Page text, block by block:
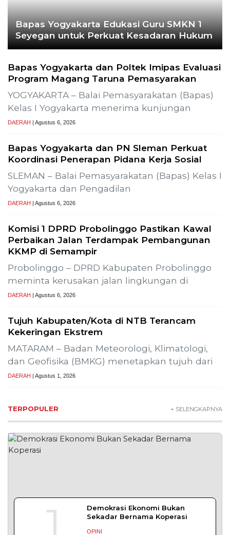
Bapas Yogyakarta Edukasi Guru SMKN 1
Seyegan untuk Perkuat Kesadaran Hukum
Bapas Yogyakarta dan Poltek Imipas Evaluasi
Program Magang Taruna Pemasyarakan
YOGYAKARTA – Balai Pemasyarakatan (Bapas)
Kelas I Yogyakarta menerima kunjungan
DAERAH | Agustus 6, 2026
Bapas Yogyakarta dan PN Sleman Perkuat
Koordinasi Penerapan Pidana Kerja Sosial
SLEMAN – Balai Pemasyarakatan (Bapas) Kelas I
Yogyakarta dan Pengadilan
DAERAH | Agustus 6, 2026
Komisi 1 DPRD Probolinggo Pastikan Kawal
Perbaikan Jalan Terdampak Pembangunan
KKMP di Semampir
Probolinggo – DPRD Kabupaten Probolinggo
meminta kerusakan jalan lingkungan di
DAERAH | Agustus 6, 2026
Tujuh Kabupaten/Kota di NTB Terancam
Kekeringan Ekstrem
MATARAM – Badan Meteorologi, Klimatologi,
dan Geofisika (BMKG) menetapkan tujuh dari
DAERAH | Agustus 1, 2026
TERPOPULER + SELENGKAPNYA
1
Demokrasi Ekonomi Bukan
Sekadar Bernama Koperasi
OPINI